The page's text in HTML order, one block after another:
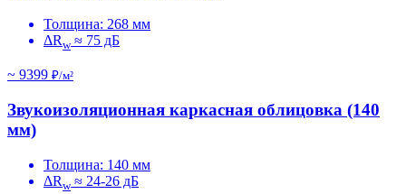
Толщина: 268 мм
ΔRw≈ 75 дБ
~ 9399 ₽/м²
Звукоизоляционная каркасная облицовка (140
мм)
Толщина: 140 мм
ΔRw≈ 24-26 дБ